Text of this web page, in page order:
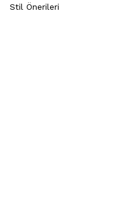
Stil Önerileri